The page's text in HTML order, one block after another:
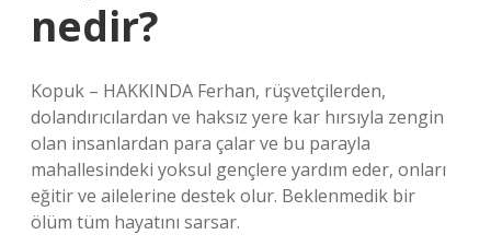
nedir?
Kopuk – HAKKINDA Ferhan, rüşvetçilerden,
dolandırıcılardan ve haksız yere kar hırsıyla zengin
olan insanlardan para çalar ve bu parayla
mahallesindeki yoksul gençlere yardım eder, onları
eğitir ve ailelerine destek olur. Beklenmedik bir
ölüm tüm hayatını sarsar.